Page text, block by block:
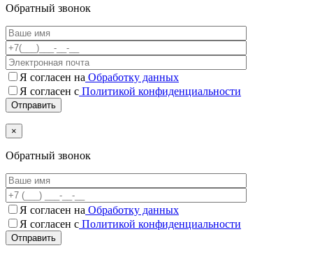
Обратный звонок
Я согласен на Обработку данных
Я согласен с Политикой конфиденциальности
×
Обратный звонок
Я согласен на Обработку данных
Я согласен c Политикой конфиденциальности